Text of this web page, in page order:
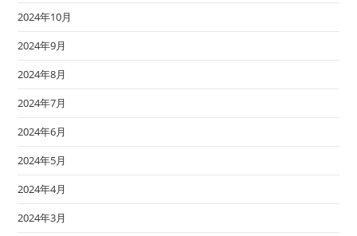
2024年10月
2024年9月
2024年8月
2024年7月
2024年6月
2024年5月
2024年4月
2024年3月